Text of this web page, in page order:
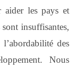
les pays et
insuffisantes,
des
Nous